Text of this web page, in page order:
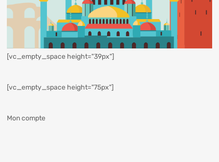
[vc_empty_space height="39px"]
[vc_empty_space height="75px"]
Mon compte